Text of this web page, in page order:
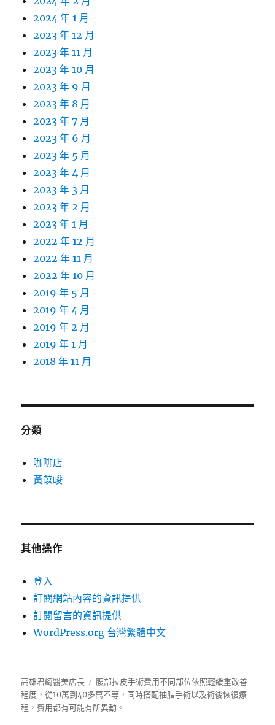
2024 年 1 月
2023 年 12 月
2023 年 11 月
2023 年 10 月
2023 年 9 月
2023 年 8 月
2023 年 7 月
2023 年 6 月
2023 年 5 月
2023 年 4 月
2023 年 3 月
2023 年 2 月
2023 年 1 月
2022 年 12 月
2022 年 11 月
2022 年 10 月
2019 年 5 月
2019 年 4 月
2019 年 2 月
2019 年 1 月
2018 年 11 月
分類
咖啡店
黃苡峻
其他操作
登入
訂閱網站內容的資訊提供
訂閱留言的資訊提供
WordPress.org 台灣繁體中文
高雄君綺醫美店長
腹部拉皮手術費用不同部位依照輕緩重改善
程度，從10萬到40多萬不等，同時搭配抽脂手術以及術後恢復療
程，費用都有可能有所異動。